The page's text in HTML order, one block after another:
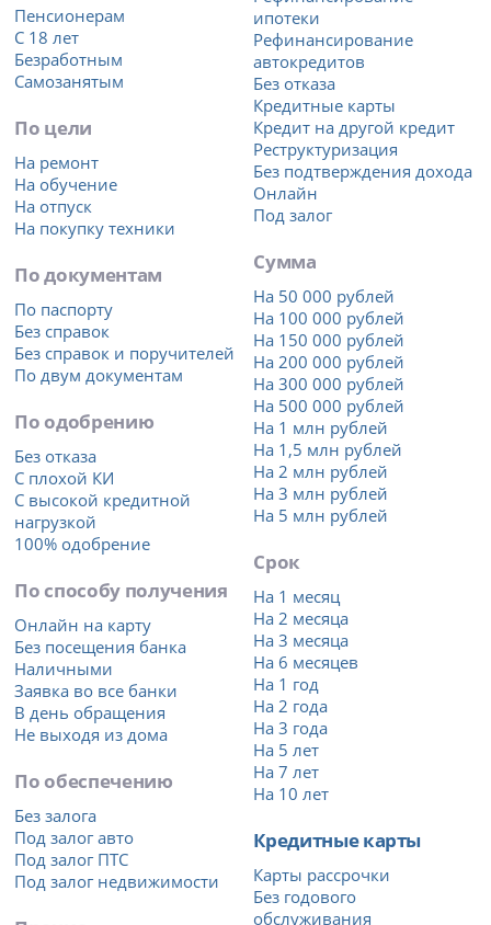
Пенсионерам
С 18 лет
Безработным
Самозанятым
По цели
На ремонт
На обучение
На отпуск
На покупку техники
По документам
По паспорту
Без справок
Без справок и поручителей
По двум документам
По одобрению
Без отказа
С плохой КИ
С высокой кредитной
нагрузкой
100% одобрение
По способу получения
Онлайн на карту
Без посещения банка
Наличными
Заявка во все банки
В день обращения
Не выходя из дома
По обеспечению
Без залога
Под залог авто
Под залог ПТС
Под залог недвижимости
ипотеки
Рефинансирование
автокредитов
Без отказа
Кредитные карты
Кредит на другой кредит
Реструктуризация
Без подтверждения дохода
Онлайн
Под залог
Сумма
На 50 000 рублей
На 100 000 рублей
На 150 000 рублей
На 200 000 рублей
На 300 000 рублей
На 500 000 рублей
На 1 млн рублей
На 1,5 млн рублей
На 2 млн рублей
На 3 млн рублей
На 5 млн рублей
Срок
На 1 месяц
На 2 месяца
На 3 месяца
На 6 месяцев
На 1 год
На 2 года
На 3 года
На 5 лет
На 7 лет
На 10 лет
Кредитные карты
Карты рассрочки
Без годового
обслуживания